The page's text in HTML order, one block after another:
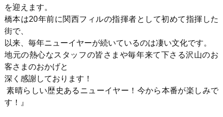
を迎えます。
橋本は20年前に関西フィルの指揮者として初めて指揮した
街で、
以来、毎年ニューイヤーが続いているのは凄い文化です。
地元の熱心なスタッフの皆さまや毎年来て下さる沢山のお
客さまのおかげと
深く感謝しております！
素晴らしい歴史あるニューイヤー！今から本番が楽しみで
す！』